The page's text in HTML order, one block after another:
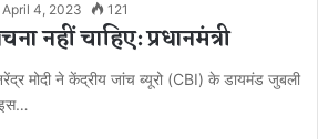
April 4, 2023 121
नहीं चाहिए: प्रधानमंत्री
मोदी ने केंद्रीय जांच ब्यूरो (CBI) के डायमंड जुबली
इस…